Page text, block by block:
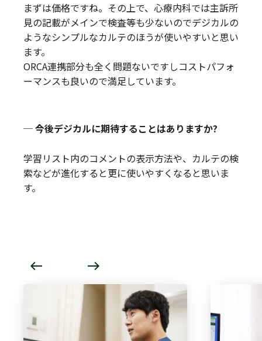
まずは価格ですね。その上で、心療内科では主訴所
見の記載がメインで検査等も少ないのでデジカルの
ようなシンプルなカルテのほうが使いやすいと思い
ます。
ORCA連携部分も全く問題ないですしコストパフォ
ーマンスも良いので満足しています。
─ 今後デジカルに期待することはありますか?
学習リスト内のコメントの表示方法や、カルテの検
索などが進化すると更に使いやすくなると思いま
す。
west east